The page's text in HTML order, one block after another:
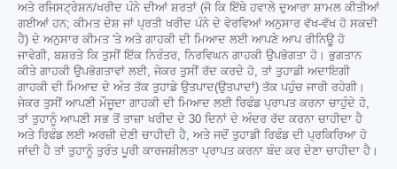
ਅਤੇ ਰਜਿਸਟ੍ਰੇਸ਼ਨ/ਖਰੀਦ ਪੰਨੇ ਦੀਆਂ ਸ਼ਰਤਾਂ (ਜੋ ਕਿ ਇੱਥੇ ਹਵਾਲੇ ਦੁਆਰਾ ਸ਼ਾਮਲ ਕੀਤੀਆਂ
ਗਈਆਂ ਹਨ; ਕੀਮਤ ਦੇਸ਼ ਜਾਂ ਪ੍ਰਤੀ ਖਰੀਦ ਪੰਨੇ ਦੇ ਵੇਰਵਿਆਂ ਅਨੁਸਾਰ ਵੱਖ-ਵੱਖ ਹੋ ਸਕਦੀ
ਹੈ) ਦੇ ਅਨੁਸਾਰ ਕੀਮਤ 'ਤੇ ਅਤੇ ਗਾਹਕੀ ਦੀ ਮਿਆਦ ਲਈ ਆਪਣੇ ਆਪ ਰੀਨਿਊ ਹੋ
ਜਾਵੇਗੀ, ਬਸ਼ਰਤੇ ਕਿ ਤੁਸੀਂ ਇੱਕ ਨਿਰੰਤਰ, ਨਿਰਵਿਘਨ ਗਾਹਕੀ ਉਪਭੋਗਤਾ ਹੋ। ਭੁਗਤਾਨ
ਕੀਤੇ ਗਾਹਕੀ ਉਪਭੋਗਤਾਵਾਂ ਲਈ, ਜੇਕਰ ਤੁਸੀਂ ਰੱਦ ਕਰਦੇ ਹੋ, ਤਾਂ ਤੁਹਾਡੀ ਅਦਾਇਗੀ
ਗਾਹਕੀ ਦੀ ਮਿਆਦ ਦੇ ਅੰਤ ਤੱਕ ਤੁਹਾਡੇ ਉਤਪਾਦ(ਉਤਪਾਦਾਂ) ਤੱਕ ਪਹੁੰਚ ਜਾਰੀ ਰਹੇਗੀ।
ਜੇਕਰ ਤੁਸੀਂ ਆਪਣੀ ਮੌਜੂਦਾ ਗਾਹਕੀ ਦੀ ਮਿਆਦ ਲਈ ਰਿਫੰਡ ਪ੍ਰਾਪਤ ਕਰਨਾ ਚਾਹੁੰਦੇ ਹੋ,
ਤਾਂ ਤੁਹਾਨੂੰ ਆਪਣੀ ਸਭ ਤੋਂ ਤਾਜ਼ਾ ਖਰੀਦ ਦੇ 30 ਦਿਨਾਂ ਦੇ ਅੰਦਰ ਰੱਦ ਕਰਨਾ ਚਾਹੀਦਾ ਹੈ
ਅਤੇ ਰਿਫੰਡ ਲਈ ਅਰਜ਼ੀ ਦੇਣੀ ਚਾਹੀਦੀ ਹੈ, ਅਤੇ ਜਦੋਂ ਤੁਹਾਡੀ ਰਿਫੰਡ ਦੀ ਪ੍ਰਕਿਰਿਆ ਹੋ
ਜਾਂਦੀ ਹੈ ਤਾਂ ਤੁਹਾਨੂੰ ਤੁਰੰਤ ਪੂਰੀ ਕਾਰਜਸ਼ੀਲਤਾ ਪ੍ਰਾਪਤ ਕਰਨਾ ਬੰਦ ਕਰ ਦੇਣਾ ਚਾਹੀਦਾ ਹੈ।